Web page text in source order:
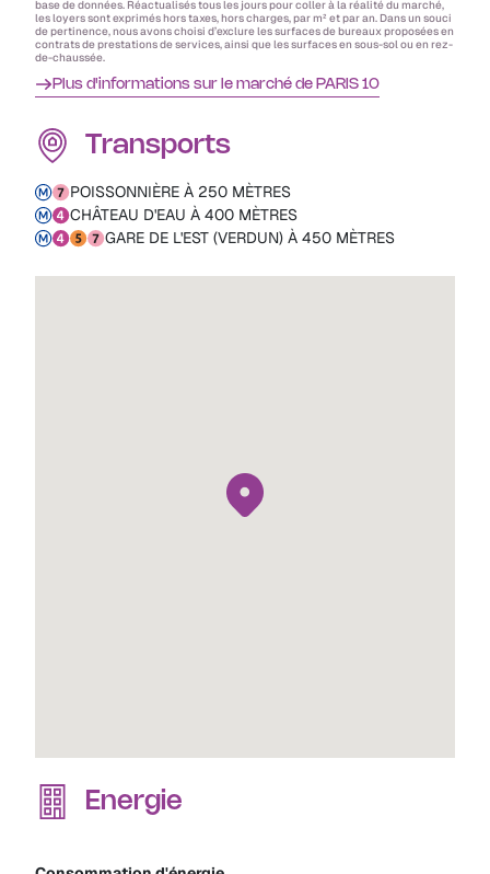
base de données. Réactualisés tous les jours pour coller à la réalité du marché,
les loyers sont exprimés hors taxes, hors charges, par m² et par an. Dans un souci
de pertinence, nous avons choisi d’exclure les surfaces de bureaux proposées en
contrats de prestations de services, ainsi que les surfaces en sous-sol ou en rez-
de-chaussée.
Plus d'informations sur le marché de PARIS 10
Transports
POISSONNIÈRE À 250 MÈTRES
CHÂTEAU D'EAU À 400 MÈTRES
GARE DE L'EST (VERDUN) À 450 MÈTRES
Energie